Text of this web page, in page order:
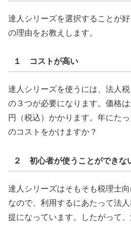
達人シリーズを選択することが
の理由をお教えします。
１ コストが高い
達人シリーズを使うには、法人
の３つが必要になります。価格
円（税込）かかります。年にた
のコストをかけますか？
２ 初心者が使うことができな
達人シリーズはそもそも税理士
なので、利用するにあたって法
提になっています。したがって